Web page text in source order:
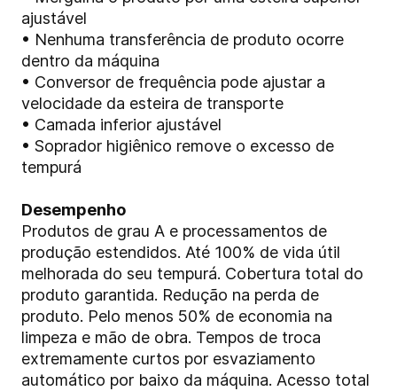
ajustável
• Nenhuma transferência de produto ocorre
dentro da máquina
• Conversor de frequência pode ajustar a
velocidade da esteira de transporte
• Camada inferior ajustável
• Soprador higiênico remove o excesso de
tempurá
Desempenho
Produtos de grau A e processamentos de
produção estendidos. Até 100% de vida útil
melhorada do seu tempurá. Cobertura total do
produto garantida. Redução na perda de
produto. Pelo menos 50% de economia na
limpeza e mão de obra. Tempos de troca
extremamente curtos por esvaziamento
automático por baixo da máquina. Acesso total